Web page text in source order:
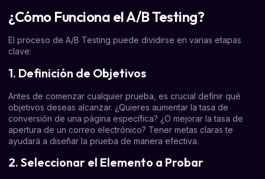
¿Cómo Funciona el A/B Testing?
El proceso de A/B Testing puede dividirse en varias etapas
clave:
1. Definición de Objetivos
Antes de comenzar cualquier prueba, es crucial definir qué
objetivos deseas alcanzar. ¿Quieres aumentar la tasa de
conversión de una página específica? ¿O mejorar la tasa de
apertura de un correo electrónico? Tener metas claras te
ayudará a diseñar la prueba de manera efectiva.
2. Seleccionar el Elemento a Probar